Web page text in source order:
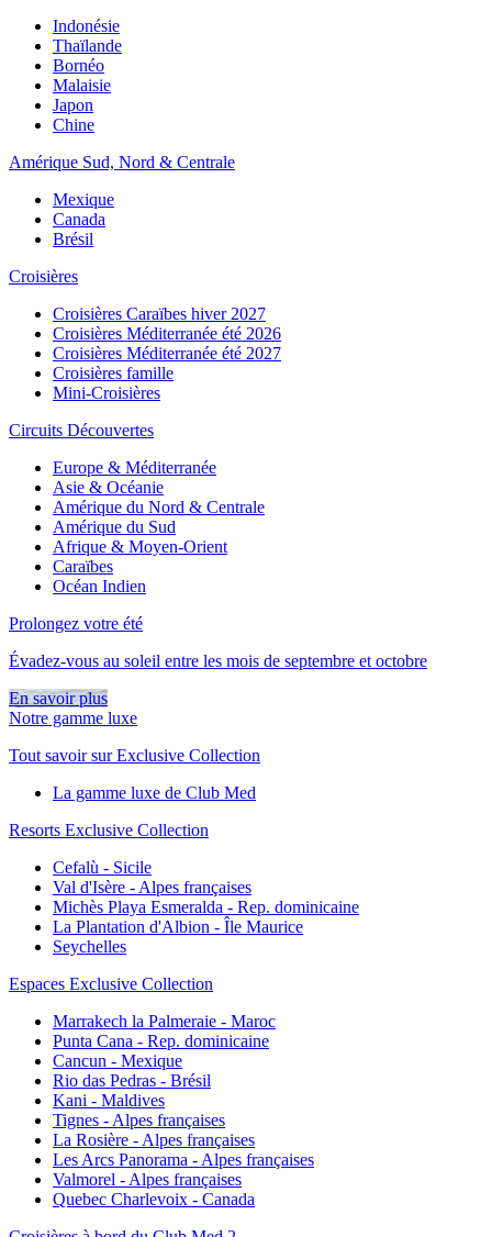
Indonésie
Thaïlande
Bornéo
Malaisie
Japon
Chine
Amérique Sud, Nord & Centrale
Mexique
Canada
Brésil
Croisières
Croisières Caraïbes hiver 2027
Croisières Méditerranée été 2026
Croisières Méditerranée été 2027
Croisières famille
Mini-Croisières
Circuits Découvertes
Europe & Méditerranée
Asie & Océanie
Amérique du Nord & Centrale
Amérique du Sud
Afrique & Moyen-Orient
Caraïbes
Océan Indien
Prolongez votre été
Évadez-vous au soleil entre les mois de septembre et octobre
En savoir plus
Notre gamme luxe
Tout savoir sur Exclusive Collection
La gamme luxe de Club Med
Resorts Exclusive Collection
Cefalù - Sicile
Val d'Isère - Alpes françaises
Michès Playa Esmeralda - Rep. dominicaine
La Plantation d'Albion - Île Maurice
Seychelles
Espaces Exclusive Collection
Marrakech la Palmeraie - Maroc
Punta Cana - Rep. dominicaine
Cancun - Mexique
Rio das Pedras - Brésil
Kani - Maldives
Tignes - Alpes françaises
La Rosière - Alpes françaises
Les Arcs Panorama - Alpes françaises
Valmorel - Alpes françaises
Quebec Charlevoix - Canada